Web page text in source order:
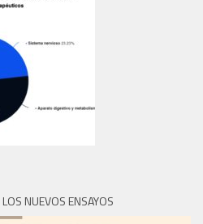
NUEVOS ENSAYOS